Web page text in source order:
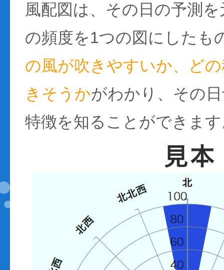
風配図は、その日の予測
の頻度を1つの図にしたも
の風が吹きやすいか、ど
きそうかがわかり、その
特徴を知ることができま